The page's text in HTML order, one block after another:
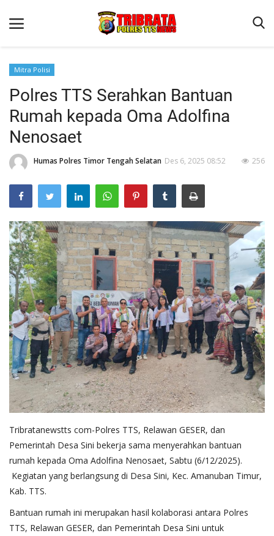
Beranda
Terms & Conditions
Reskrim
Binkam
Lantas
Giat Ops
Polisi Kita
Jurnal Kamtibmas
Mitra Polisi
Polres TTS Serahkan Bantuan
Rumah kepada Oma Adolfina
Nenosaet
Humas Polres Timor Tengah Selatan Des 6, 2025 08:52 256
Tribratanewstts com-Polres TTS, Relawan GESER, dan
Pemerintah Desa Sini bekerja sama menyerahkan bantuan
rumah kepada Oma Adolfina Nenosaet, Sabtu (6/12/2025).
Kegiatan yang berlangsung di Desa Sini, Kec. Amanuban Timur,
Kab. TTS.
Bantuan rumah ini merupakan hasil kolaborasi antara Polres
TTS, Relawan GESER, dan Pemerintah Desa Sini untuk